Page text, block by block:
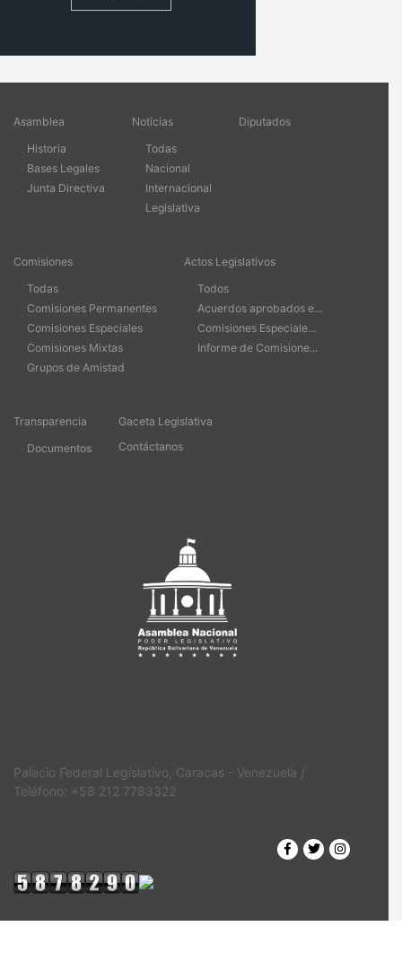
Asamblea
Historia
Bases Legales
Junta Directiva
Noticias
Todas
Nacional
Internacional
Legislativa
Diputados
Comisiones
Todas
Comisiones Permanentes
Comisiones Especiales
Comisiones Mixtas
Grupos de Amistad
Actos Legislativos
Todos
Acuerdos aprobados e...
Comisiones Especiale...
Informe de Comisione...
Transparencia
Documentos
Gaceta Legislativa
Contáctanos
Palacio Federal Legislativo, Caracas - Venezuela /
Teléfono: +58 212 7783322